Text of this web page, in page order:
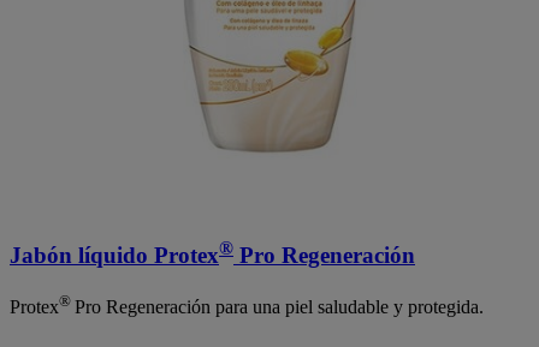
Jabón líquido Protex® Pro Regeneración
Protex® Pro Regeneración para una piel saludable y protegida.